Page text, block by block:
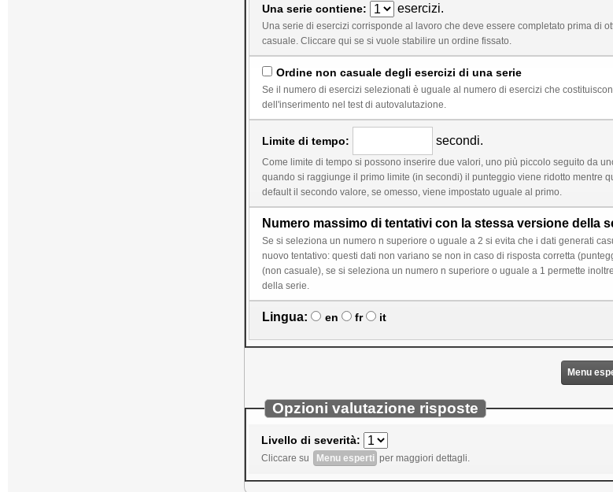
Una serie contiene: esercizi.
Una serie di esercizi corrisponde al lavoro che deve essere completato prima di ottenere un punteggio. Di default l'ordine degli esercizi in una serie è
casuale. Cliccare qui se si vuole stabilire un ordine fissato.
Ordine non casuale degli esercizi di una serie
Se il numero di esercizi selezionati è uguale al numero di esercizi che
dell'inserimento nel test di autovalutazione.
Limite di tempo: secondi.
Come limite di tempo si possono inserire due valori, uno più piccolo seguito da
quando si raggiunge il primo limite (in secondi) il punteggio viene ridotto mentre
default il secondo valore, se omesso, viene impostato uguale al primo.
Numero massimo di tentativi con la stessa versione della
Se si seleziona un numero n superiore o uguale a 2 si evita che i dati generati casualmente negli esercizi della serie cambino quando lo studente inizia un
nuovo tentativo: questi dati non variano se non in caso di risposta corretta (punteggio pieno) o dopo n tentativi. In una serie di esercizi in cui l'ordine è fisso
(non casuale), se si seleziona un numero n superiore o uguale a 1 permette inoltre di conservare gli stessi valori per le varibili comuni ai diversi esercizi
della serie.
Lingua: en fr it
Menu
Opzioni valutazione risposte
Livello di severità:
Cliccare su Menu esperti per maggiori dettagli.